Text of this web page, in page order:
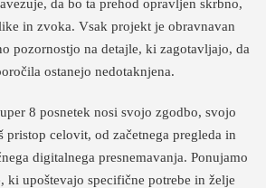
da bo ta prehod opravljen skrbno,
in zvoka. Vsak projekt je obravnavan
pozornostjo na detajle, ki zagotavljajo, da
ostanejo nedotaknjena.
8 posnetek nosi svojo zgodbo, svojo
pristop celovit, od začetnega pregleda in
digitalnega presnemavanja. Ponujamo
ki upoštevajo specifične potrebe in želje